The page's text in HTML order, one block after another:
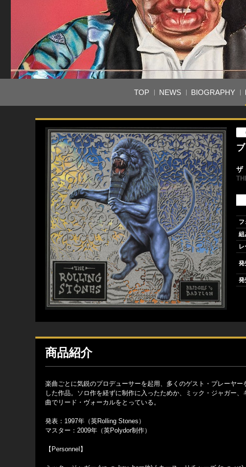
TOP NEWS BIOGRAPHY
ザ
フ
組
発
発
商品紹介
楽曲ごとに気鋭のプロデューサーを起用、多くのゲスト・プレーヤ
した作品。ソロ作を経ずに制作に入ったためか、ミック・ジャガー
曲でリード・ヴォーカルをとっている。
発表：1997年（英Rolling Stones）
マスター：2009年（英Polydor制作）
【Personnel】